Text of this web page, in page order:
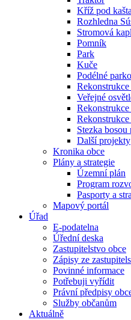
Kříž pod
Rozhledna
Stromová
Pomník
Park
Kuče
Podélné
Veřejné
Stezka bosou
Další projekty
Kronika obce
Plány a strategie
Územní plán
Program
Pasporty a
Mapový portál
Úřad
E-podatelna
Úřední deska
Zastupitelstvo obce
Zápisy ze
Povinné informace
Potřebuji vyřídit
Právní předpisy
Služby občanům
Aktuálně